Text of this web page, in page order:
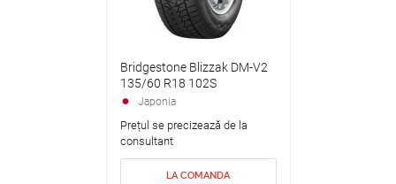
Bridgestone Blizzak DM-V2
135/60 R18 102S
Japonia
Prețul se precizează de la
consultant
LA COMANDA